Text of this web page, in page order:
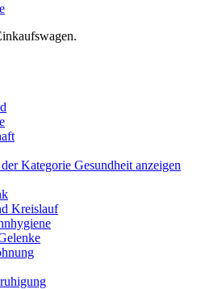
Kategorie Gesundheit anzeigen
Kreislauf